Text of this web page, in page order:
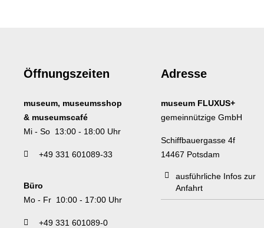
Öffnungszeiten
museum, museumsshop
& museumscafé
Mi - So 13:00 - 18:00 Uhr
+49 331 601089-33
Büro
Mo - Fr 10:00 - 17:00 Uhr
+49 331 601089-0
Adresse
museum FLUXUS+
gemeinnützige GmbH
Schiffbauergasse 4f
14467 Potsdam
ausführliche Infos zur
Anfahrt